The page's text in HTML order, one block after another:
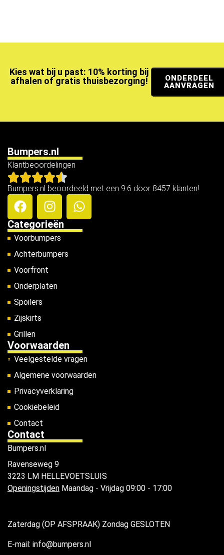
Kies wat bij u past: 10% korting bij
afhalen of gratis thuisbezorging!
ONDERDEEL
AANVRAGEN
Bumpers.nl
Klantbeoordelingen
Bumpers.nl beoordeeld met een 9.6 door 8457 klanten!
Categorieën
Voorbumpers
Achterbumpers
Voorfront
Onderplaten
Spoilers
Zijskirts
Grillen
Voorwaarden
Veelgestelde vragen
Algemene voorwaarden
Privacyverklaring
Cookiebeleid
Contact
Contact
Bumpers.nl
Ravenseweg 9
3223 LM HELLEVOETSLUIS
Openingstijden Maandag - Vrijdag 09:00 - 17:00
Zaterdag (OP AFSPRAAK) Zondag GESLOTEN
E-mail: info@bumpers.nl